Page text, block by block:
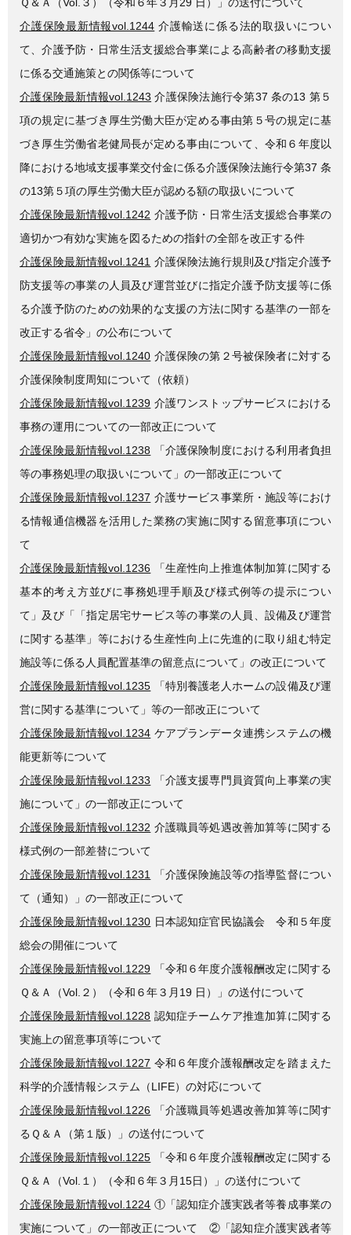
介護保険最新情報vol.1244 介護輸送に係る法的取扱いについ
て、介護予防・日常生活支援総合事業による高齢者の移動支援
に係る交通施策との関係等について
介護保険最新情報vol.1243 介護保険法施行令第37 条の13 第５
項の規定に基づき厚生労働大臣が定める事由第５号の規定に基
づき厚生労働省老健局長が定める事由について、令和６年度以
降における地域支援事業交付金に係る介護保険法施行令第37 条
の13第５項の厚生労働大臣が認める額の取扱いについて
介護保険最新情報vol.1242 介護予防・日常生活支援総合事業の
適切かつ有効な実施を図るための指針の全部を改正する件
介護保険最新情報vol.1241 介護保険法施行規則及び指定介護予
防支援等の事業の人員及び運営並びに指定介護予防支援等に係
る介護予防のための効果的な支援の方法に関する基準の一部を
改正する省令」の公布について
介護保険最新情報vol.1240 介護保険の第２号被保険者に対する
介護保険制度周知について（依頼）
介護保険最新情報vol.1239 介護ワンストップサービスにおける
事務の運用についての一部改正について
介護保険最新情報vol.1238 「介護保険制度における利用者負担
等の事務処理の取扱いについて」の一部改正について
介護保険最新情報vol.1237 介護サービス事業所・施設等におけ
る情報通信機器を活用した業務の実施に関する留意事項につい
て
介護保険最新情報vol.1236 「生産性向上推進体制加算に関する
基本的考え方並びに事務処理手順及び様式例等の提示につい
て」及び「「指定居宅サービス等の事業の人員、設備及び運営
に関する基準」等における生産性向上に先進的に取り組む特定
施設等に係る人員配置基準の留意点について」の改正について
介護保険最新情報vol.1235 「特別養護老人ホームの設備及び運
営に関する基準について」等の一部改正について
介護保険最新情報vol.1234 ケアプランデータ連携システムの機
能更新等について
介護保険最新情報vol.1233 「介護支援専門員資質向上事業の実
施について」の一部改正について
介護保険最新情報vol.1232 介護職員等処遇改善加算等に関する
様式例の一部差替について
介護保険最新情報vol.1231
「介護保険施設等の指導監督につい
て（通知）」の一部改正について
介護保険最新情報vol.1230 日本認知症官民協議会 令和５年度
総会の開催について
介護保険最新情報vol.1229 「令和６年度介護報酬改定に関する
Ｑ＆Ａ（Vol.２）（令和６年３月19 日）」の送付について
介護保険最新情報vol.1228 認知症チームケア推進加算に関する
実施上の留意事項等について
介護保険最新情報vol.1227 令和６年度介護報酬改定を踏まえた
科学的介護情報システム（LIFE）の対応について
介護保険最新情報vol.1226 「介護職員等処遇改善加算等に関す
るＱ＆Ａ（第１版）」の送付について
介護保険最新情報vol.1225 「令和６年度介護報酬改定に関する
Ｑ＆Ａ（Vol.１）（令和６年３月15日）」の送付について
介護保険最新情報vol.1224 ①「認知症介護実践者等養成事業の
実施について」の一部改正について ②「認知症介護実践者等